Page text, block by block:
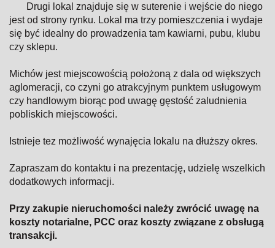
Drugi lokal znajduje się w suterenie i wejście do niego
jest od strony rynku. Lokal ma trzy pomieszczenia i wydaje
się być idealny do prowadzenia tam kawiarni, pubu, klubu
czy sklepu.
Michów jest miejscowością położoną z dala od większych
aglomeracji, co czyni go atrakcyjnym punktem usługowym
czy handlowym biorąc pod uwagę gęstość zaludnienia
pobliskich miejscowości.
Istnieje tez możliwość wynajęcia lokalu na dłuższy okres.
Zapraszam do kontaktu i na prezentację, udzielę wszelkich
dodatkowych informacji.
Przy zakupie nieruchomości należy zwrócić uwagę na
koszty notarialne, PCC oraz koszty związane z obsługą
transakcji.